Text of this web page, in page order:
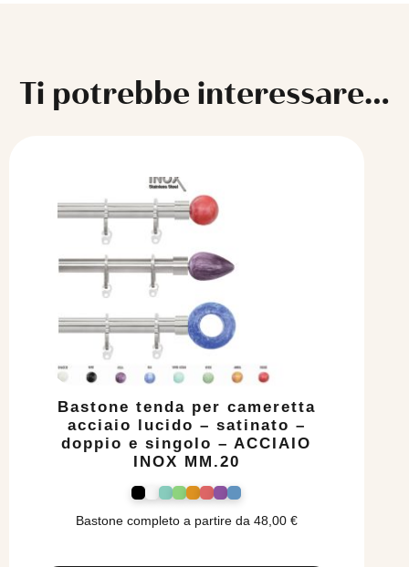
Ti potrebbe interessare…
Bastone tenda per cameretta
acciaio lucido – satinato –
doppio e singolo – ACCIAIO
INOX MM.20
Bastone completo a partire da 48,00 €